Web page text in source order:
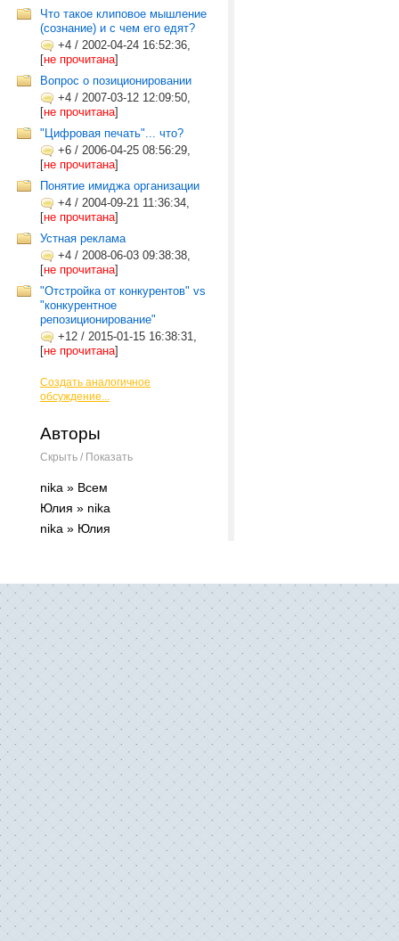
Что такое клиповое мышление
(сознание) и с чем его едят?
+4 / 2002-04-24 16:52:36,
[не прочитана]
Вопрос о позиционировании
+4 / 2007-03-12 12:09:50,
[не прочитана]
"Цифровая печать"... что?
+6 / 2006-04-25 08:56:29,
[не прочитана]
Понятие имиджа организации
+4 / 2004-09-21 11:36:34,
[не прочитана]
Устная реклама
+4 / 2008-06-03 09:38:38,
[не прочитана]
"Отстройка от конкурентов" vs
"конкурентное
репозиционирование"
+12 / 2015-01-15 16:38:31,
[не прочитана]
Создать аналогичное
обсуждение...
Авторы
Скрыть / Показать
nika » Всем
Юлия » nika
nika » Юлия